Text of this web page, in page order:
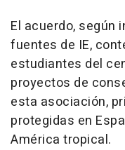
El acuerdo, según
fuentes de IE,
estudiantes del
proyectos de
esta asociación,
protegidas en
América tropical.